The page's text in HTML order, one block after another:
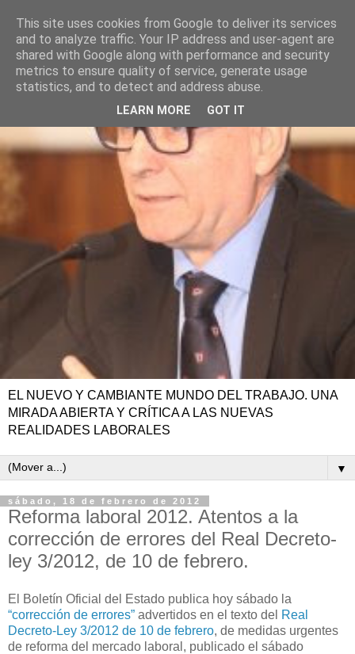
EL NUEVO Y CAMBIANTE MUNDO DEL TRABAJO. UNA
MIRADA ABIERTA Y CRÍTICA A LAS NUEVAS
REALIDADES LABORALES
▼
sábado, 18 de febrero de 2012
Reforma laboral 2012. Atentos a la
corrección de errores del Real Decreto-
ley 3/2012, de 10 de febrero.
El Boletín Oficial del Estado publica hoy sábado la
“corrección de errores” advertidos en el texto del Real
Decreto-Ley 3/2012 de 10 de febrero, de medidas urgentes
de reforma del mercado laboral, publicado el sábado
This site uses cookies from Google to deliver its services
and to analyze traffic. Your IP address and user-agent are
shared with Google along with performance and security
metrics to ensure quality of service, generate usage
statistics, and to detect and address abuse.
LEARN MORE GOT IT